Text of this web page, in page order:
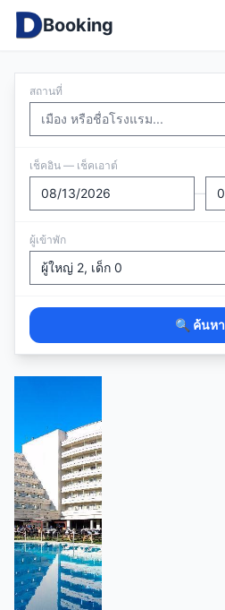
Booking
สถานที่
เช็คอิน — เช็คเอาต์
—
ผู้เข้าพัก
🔍 ค้นหา